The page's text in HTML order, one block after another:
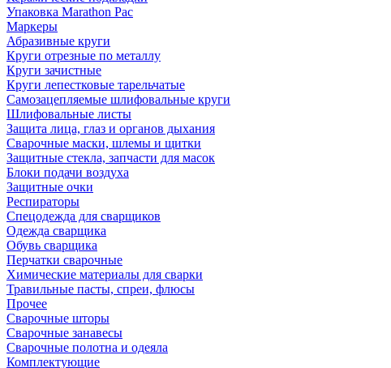
Упаковка Marathon Pac
Маркеры
Абразивные круги
Круги отрезные по металлу
Круги зачистные
Круги лепестковые тарельчатые
Самозацепляемые шлифовальные круги
Шлифовальные листы
Защита лица, глаз и органов дыхания
Сварочные маски, шлемы и щитки
Защитные стекла, запчасти для масок
Блоки подачи воздуха
Защитные очки
Респираторы
Спецодежда для сварщиков
Одежда сварщика
Обувь сварщика
Перчатки сварочные
Химические материалы для сварки
Травильные пасты, спреи, флюсы
Прочее
Сварочные шторы
Сварочные занавесы
Сварочные полотна и одеяла
Комплектующие